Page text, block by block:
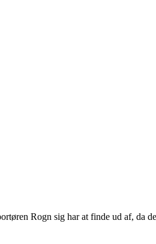
Rogn sig har at finde ud af, da